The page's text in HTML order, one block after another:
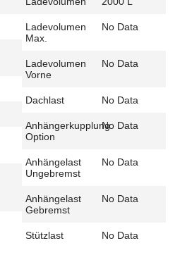
Ladevolumen
Max.
No Data
Ladevolumen
Vorne
No Data
Dachlast No Data
Anhängerkupplung
Option
No Data
Anhängelast
Ungebremst
No Data
Anhängelast
Gebremst
No Data
Stützlast No Data